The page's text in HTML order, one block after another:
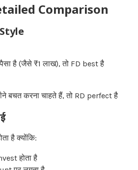
Comparison
है (जैसे ₹1 लाख), तो FD best है
बचत करना चाहते हैं, तो RD perfect है
है क्योंकि:
होता है